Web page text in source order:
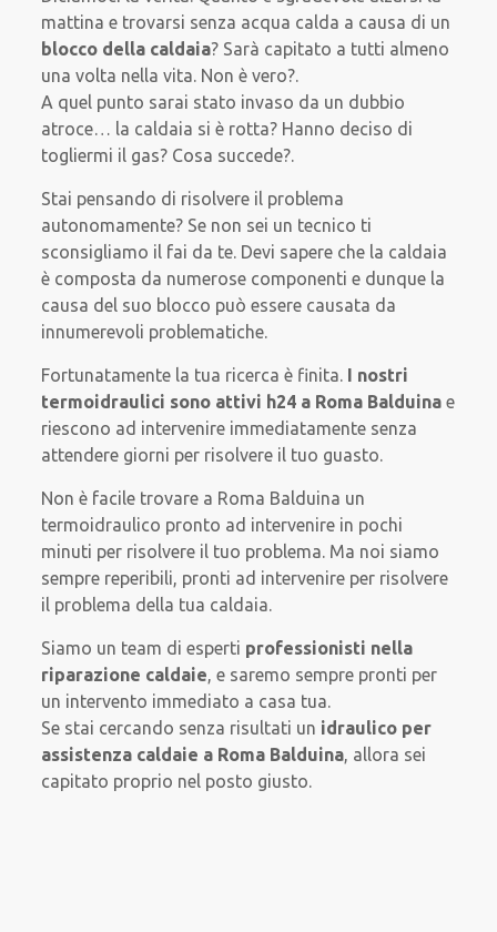
mattina e trovarsi senza acqua calda a causa di un
blocco della caldaia? Sarà capitato a tutti almeno
una volta nella vita. Non è vero?.
A quel punto sarai stato invaso da un dubbio
atroce… la caldaia si è rotta? Hanno deciso di
togliermi il gas? Cosa succede?.
Stai pensando di risolvere il problema
autonomamente? Se non sei un tecnico ti
sconsigliamo il fai da te. Devi sapere che la caldaia
è composta da numerose componenti e dunque la
causa del suo blocco può essere causata da
innumerevoli problematiche.
Fortunatamente la tua ricerca è finita. I nostri
termoidraulici sono attivi h24 a Roma Balduina e
riescono ad intervenire immediatamente senza
attendere giorni per risolvere il tuo guasto.
Non è facile trovare a Roma Balduina un
termoidraulico pronto ad intervenire in pochi
minuti per risolvere il tuo problema. Ma noi siamo
sempre reperibili, pronti ad intervenire per risolvere
il problema della tua caldaia.
Siamo un team di esperti professionisti nella
riparazione caldaie, e saremo sempre pronti per
un intervento immediato a casa tua.
Se stai cercando senza risultati un idraulico per
assistenza caldaie a Roma Balduina, allora sei
capitato proprio nel posto giusto.